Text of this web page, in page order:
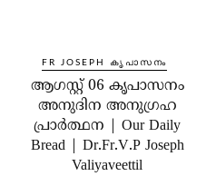
FR JOSEPH കൃപാസനം
ആഗസ്റ്റ് 06 കൃപാസനം
അനുദിന അനുഗ്രഹ
പ്രാർത്ഥന | Our Daily
Bread | Dr.Fr.V.P Joseph
Valiyaveettil